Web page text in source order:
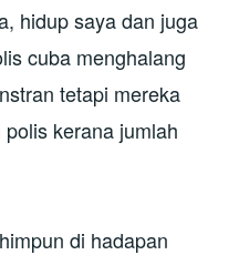
hidup saya dan juga
cuba menghalang
tetapi mereka
kerana jumlah
di hadapan